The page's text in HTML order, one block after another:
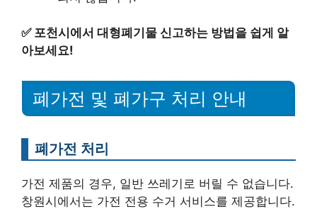
✅ 포천시에서 대형폐기물 신고하는 방법을 쉽게 알
아보세요!
폐가전 및 폐가구 처리 안내
폐가전 처리
가전 제품의 경우, 일반 쓰레기로 버릴 수 없습니다.
창원시에서는 가전 전용 수거 서비스를 제공합니다.